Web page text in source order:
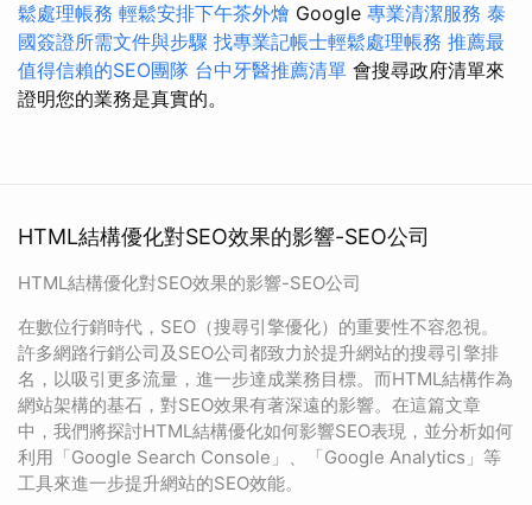
鬆處理帳務 輕鬆安排下午茶外燴 Google 專業清潔服務 泰
國簽證所需文件與步驟 找專業記帳士輕鬆處理帳務 推薦最
值得信賴的SEO團隊 台中牙醫推薦清單 會搜尋政府清單來
證明您的業務是真實的。
HTML結構優化對SEO效果的影響-SEO公司
HTML結構優化對SEO效果的影響-SEO公司
在數位行銷時代，SEO（搜尋引擎優化）的重要性不容忽視。
許多網路行銷公司及SEO公司都致力於提升網站的搜尋引擎排
名，以吸引更多流量，進一步達成業務目標。而HTML結構作為
網站架構的基石，對SEO效果有著深遠的影響。在這篇文章
中，我們將探討HTML結構優化如何影響SEO表現，並分析如何
利用「Google Search Console」、「Google Analytics」等
工具來進一步提升網站的SEO效能。